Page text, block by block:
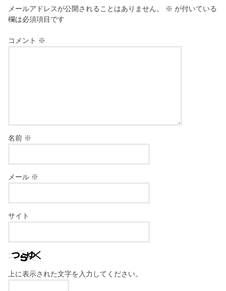
メールアドレスが公開されることはありません。 ※ が付いている
欄は必須項目です
コメント ※
名前 ※
メール ※
サイト
上に表示された文字を入力してください。